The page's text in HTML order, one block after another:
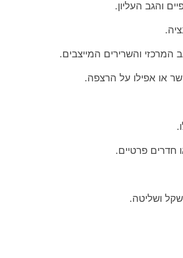
חדרים פרטיים.
ושליטה.